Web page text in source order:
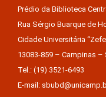
Prédio da Biblioteca
Rua Sérgio Buarque de
Cidade Universitária
13083-859 – Campinas –
Tel.: (19) 3521-6493
E-mail: